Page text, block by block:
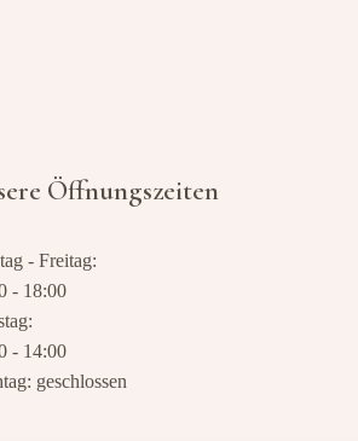
Öffnungszeiten
- Freitag:
- 18:00
- 14:00
geschlossen